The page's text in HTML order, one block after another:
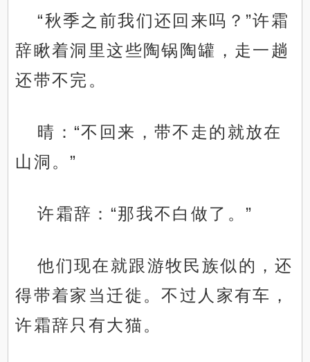
“秋季之前我们还回来吗？”许霜
辞瞅着洞里这些陶锅陶罐，走一趟
还带不完。
晴：“不回来，带不走的就放在
山洞。”
许霜辞：“那我不白做了。”
他们现在就跟游牧民族似的，还
得带着家当迁徙。不过人家有车，
许霜辞只有大猫。